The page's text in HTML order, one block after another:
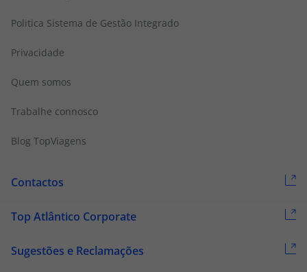
Politica Sistema de Gestão Integrado
Privacidade
Quem somos
Trabalhe connosco
Blog TopViagens
Contactos
Top Atlântico Corporate
Sugestões e Reclamações